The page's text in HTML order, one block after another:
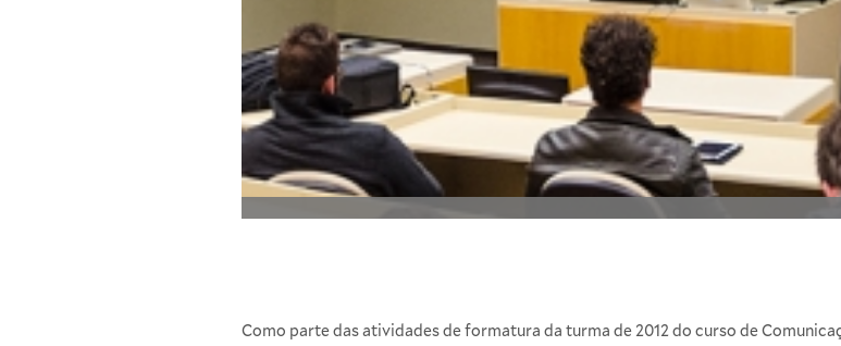
Como parte das atividades de formatura da turma de 2012 do curso de